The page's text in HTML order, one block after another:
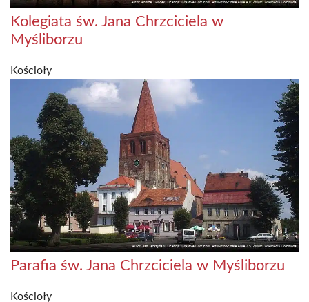
Kolegiata św. Jana Chrzciciela w
Myśliborzu
Kościoły
Parafia św. Jana Chrzciciela w Myśliborzu
Kościoły